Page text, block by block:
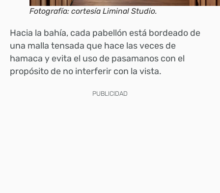
Fotografía: cortesía Liminal Studio.
Hacia la bahía, cada pabellón está bordeado de
una malla tensada que hace las veces de
hamaca y evita el uso de pasamanos con el
propósito de no interferir con la vista.
PUBLICIDAD